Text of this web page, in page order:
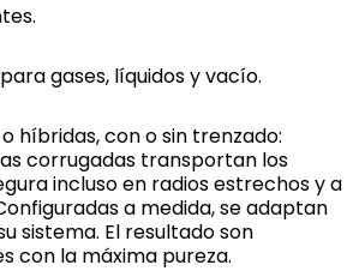
gases, líquidos y vacío.
híbridas, con o sin trenzado:
corrugadas transportan los
incluso en radios estrechos y a
a medida, se adaptan
sistema. El resultado son
con la máxima pureza.